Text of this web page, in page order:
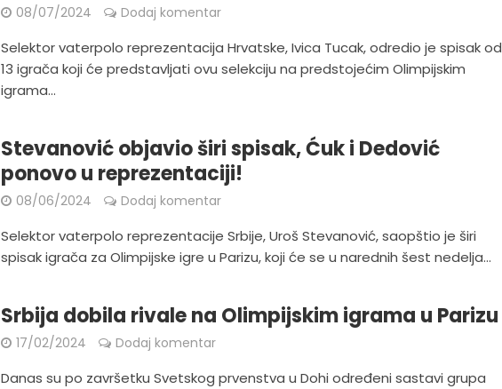
08/07/2024 Dodaj komentar
Selektor vaterpolo reprezentacija Hrvatske, Ivica Tucak, odredio je spisak od
13 igrača koji će predstavljati ovu selekciju na predstojećim Olimpijskim
igrama...
Stevanović objavio širi spisak, Ćuk i Dedović
ponovo u reprezentaciji!
08/06/2024 Dodaj komentar
Selektor vaterpolo reprezentacije Srbije, Uroš Stevanović, saopštio je širi
spisak igrača za Olimpijske igre u Parizu, koji će se u narednih šest nedelja...
Srbija dobila rivale na Olimpijskim igrama u Parizu
17/02/2024 Dodaj komentar
Danas su po završetku Svetskog prvenstva u Dohi određeni sastavi grupa